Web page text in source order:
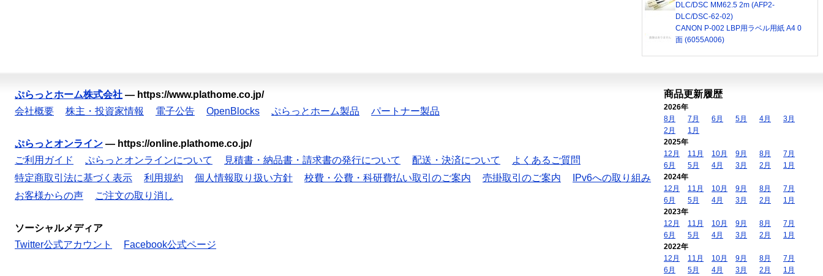
DLC/DSC MM62.5 2m (AFP2-
DLC/DSC-62-02)
CANON P-002 LBP用ラベル用紙 A4 0
面 (6055A006)
ぷらっとホーム株式会社 — https://www.plathome.co.jp/
会社概要
株主・投資家情報 電子公告 OpenBlocks ぷらっとホーム製品 パートナー製品
ぷらっとオンライン — https://online.plathome.co.jp/
ご利用ガイド
ぷらっとオンラインについて 見積書・納品書・請求書の発行について 配送・決済について
よくあるご質問
特定商取引法に基づく表示
利用規約 個人情報取り扱い方針 校費・公費・科研費払い取引のご案内 売掛取引のご案内
IPv6への取り組み
お客様からの声
ご注文の取り消し
ソーシャルメディア
Twitter公式アカウント
Facebook公式ページ
商品更新履歴
2026年
8月
7月 6月 5月 4月
3月
2月
1月
2025年
12月
11月 10月 9月 8月
7月
6月
5月 4月 3月 2月
1月
2024年
12月
11月 10月 9月 8月
7月
6月
5月 4月 3月 2月
1月
2023年
12月
11月 10月 9月 8月
7月
6月
5月 4月 3月 2月
1月
2022年
12月
11月 10月 9月 8月
7月
6月
5月 4月 3月 2月
1月